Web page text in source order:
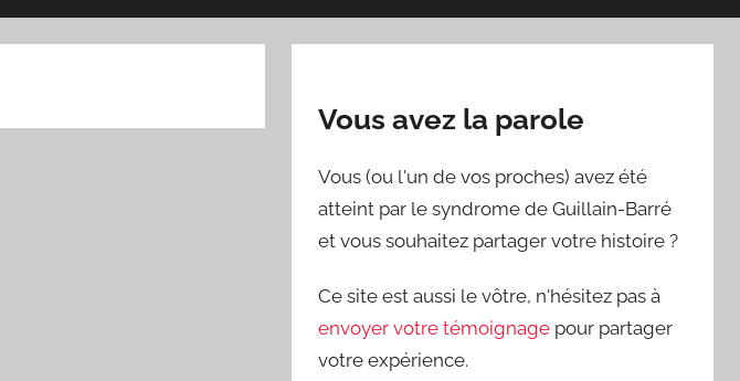
Vous avez la parole
Vous (ou l'un de vos proches) avez été
atteint par le syndrome de Guillain-Barré
et vous souhaitez partager votre histoire ?
Ce site est aussi le vôtre, n'hésitez pas à
envoyer votre témoignage pour partager
votre expérience.